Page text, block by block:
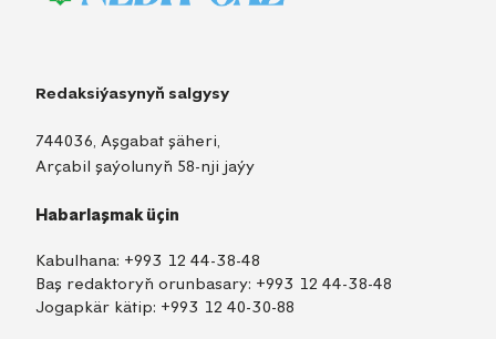
Redaksiýasynyň salgysy
744036, Aşgabat şäheri,
Arçabil şaýolunyň 58-nji jaýy
Habarlaşmak üçin
Kabulhana: +993 12 44-38-48
Baş redaktoryň orunbasary: +993 12 44-38-48
Jogapkär kätip: +993 12 40-30-88